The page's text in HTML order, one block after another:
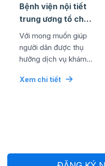
Bệnh viện nội tiết
trung ương tổ chức
thành công lễ kỷ
niệm ngày quốc tế
...
Với mong muốn giúp
người dân được thụ
hưởng dịch vụ khám
cao bằng mức chi phí
Xem chi tiết